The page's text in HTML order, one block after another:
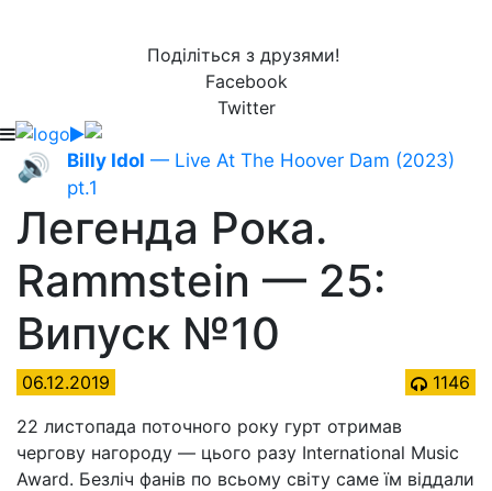
Поділіться з друзями!
Facebook
Twitter
🔊 Billy Idol — Live At The Hoover Dam (2023)
pt.1
Легенда Рока.
Rammstein — 25:
Випуск №10
06.12.2019
1146
22 листопада поточного року гурт отримав
чергову нагороду — цього разу International Music
Award. Безліч фанів по всьому світу саме їм віддали